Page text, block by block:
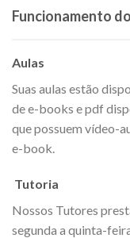
Funcionamento
Aulas
Suas aulas estão
de e-books e pdf
que possuem vídeo-
e-book.
Tutoria
Nossos Tutores
segunda a quinta-